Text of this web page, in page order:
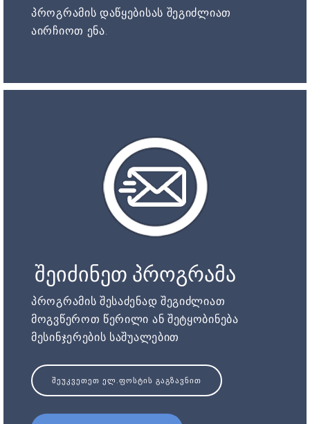
პროგრამის დაწყებისას შეგიძლიათ
აირჩიოთ ენა.
შეიძინეთ პროგრამა
პროგრამის შესაძენად შეგიძლიათ
მოგვწეროთ წერილი ან შეტყობინება
მესინჯერების საშუალებით
ᲨᲔᲣᲙᲕᲔᲗᲔᲗ ᲔᲚ.ᲤᲝᲡᲢᲘᲡ ᲒᲐᲒᲖᲐᲕᲜᲘᲗ